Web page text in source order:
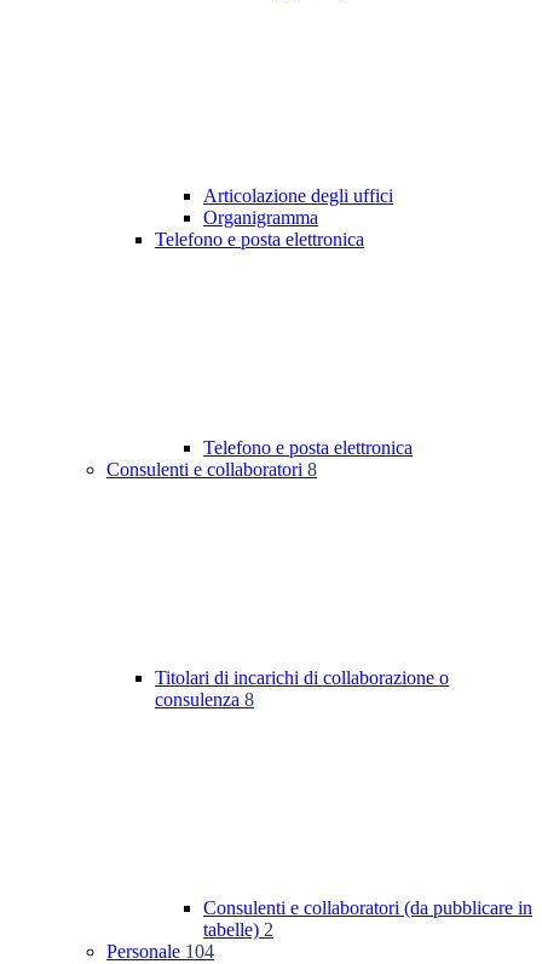
Articolazione degli uffici
Organigramma
Telefono e posta elettronica
Telefono e posta elettronica
Consulenti e collaboratori 8
Titolari di incarichi di collaborazione o
consulenza 8
Consulenti e collaboratori (da pubblicare in
tabelle) 2
Personale 104